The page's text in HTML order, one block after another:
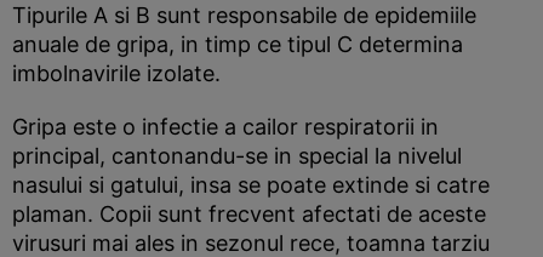
Tipurile A si B sunt responsabile de epidemiile
anuale de gripa, in timp ce tipul C determina
imbolnavirile izolate.
Gripa este o infectie a cailor respiratorii in
principal, cantonandu-se in special la nivelul
nasului si gatului, insa se poate extinde si catre
plaman. Copii sunt frecvent afectati de aceste
virusuri mai ales in sezonul rece, toamna tarziu